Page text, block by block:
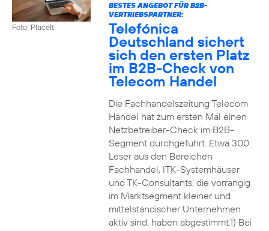
Foto: PlaceIt
BESTES ANGEBOT FÜR B2B-
VERTRIEBSPARTNER:
Telefónica
Deutschland sichert
sich den ersten Platz
im B2B-Check von
Telecom Handel
Die Fachhandelszeitung Telecom
Handel hat zum ersten Mal einen
Netzbetreiber-Check im B2B-
Segment durchgeführt. Etwa 300
Leser aus den Bereichen
Fachhandel, ITK-Systemhäuser
und TK-Consultants, die vorrangig
im Marktsegment kleiner und
mittelständischer Unternehmen
aktiv sind, haben abgestimmt.1) Bei